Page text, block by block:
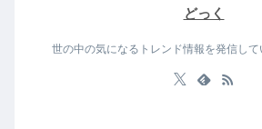
どっく
世の中の気になるトレンド情報を発信して